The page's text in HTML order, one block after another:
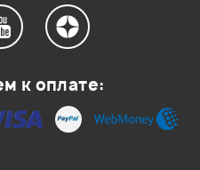
к оплате: